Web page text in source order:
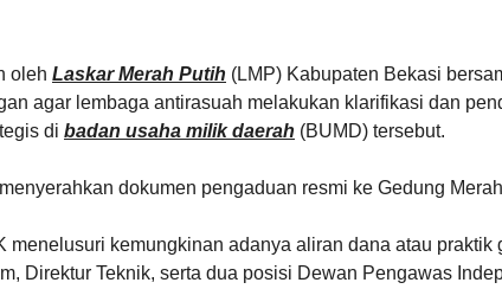
oleh Laskar Merah Putih (LMP) Kabupaten Bekasi
agar lembaga antirasuah melakukan klarifikasi dan
di badan usaha milik daerah (BUMD) tersebut.
dokumen pengaduan resmi ke Gedung
menelusuri kemungkinan adanya aliran dana atau praktik
Direktur Teknik, serta dua posisi Dewan Pengawas